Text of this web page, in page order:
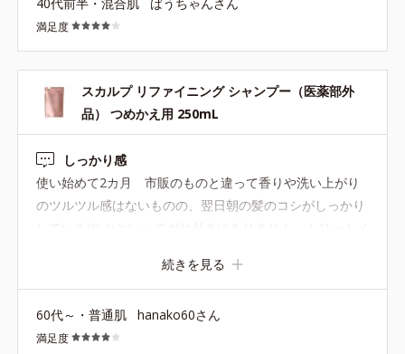
【ご使用方法】
シャンプー後、適量を手に取り、髪や頭皮全体に揉みこむように
●無香料、無着色 ●弱酸性 ●酸化しやすい油分不使用
●3Dプロテクト成分*1=地肌と髪をすこやかに保つ保湿成分
●ブレンドボタニカルエキス*2=地肌と髪にうるおいを与える保湿成
分
●プロテクトヴェール成分*3=熱を味方につけてツヤを生み出す保湿
*1=セイヨウハッカエキス、水溶性コラーゲン液、加水分解ヒアル
ロン酸
*2=ユズセラミド、ヨクイニンエキス、ゼニアオイエキス、メリッ
サエキス
*3=N-［2-ヒドロキシ-3-［3-(ジヒドロキシメチルシリル)プロポキ
とまりは良いです！
満足度
スカルプ リファイニング シャンプー（医薬部外
品） つめかえ用 250mL
しっかり感
使い始めて2カ月 市販のものと違って香りや洗い上がり
のツルツル感はないものの、翌日朝の髪のコシがしっかり
長年愛用しているオルビスのものなので信頼して使い続け
たいなと思えるシャンプーです
続きを見る
60代～・普通肌 hanako60さん
満足度